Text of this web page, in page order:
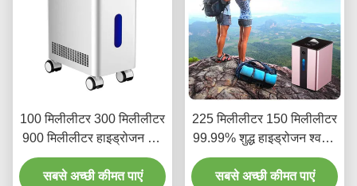
100 मिलीलीटर 300 मिलीलीटर
900 मिलीलीटर हाइड्रोजन गैस
श्वासयंत्र H2 और O2 के साथ
स्वास्थ्य में सुधार
सबसे अच्छी कीमत पाएं
225 मिलीलीटर 150 मिलीलीटर
99.99% शुद्ध हाइड्रोजन श्वसन
मशीन स्वास्थ्य के लिए घरेलू
उपयोग के लिए
सबसे अच्छी कीमत पाएं